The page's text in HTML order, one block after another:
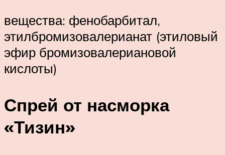
вещества: фенобарбитал,
этилбромизовалерианат (этиловый
эфир бромизовалериановой
кислоты)
Спрей от насморка
«Тизин»